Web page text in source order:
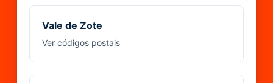
Vale de Zote
Ver códigos postais